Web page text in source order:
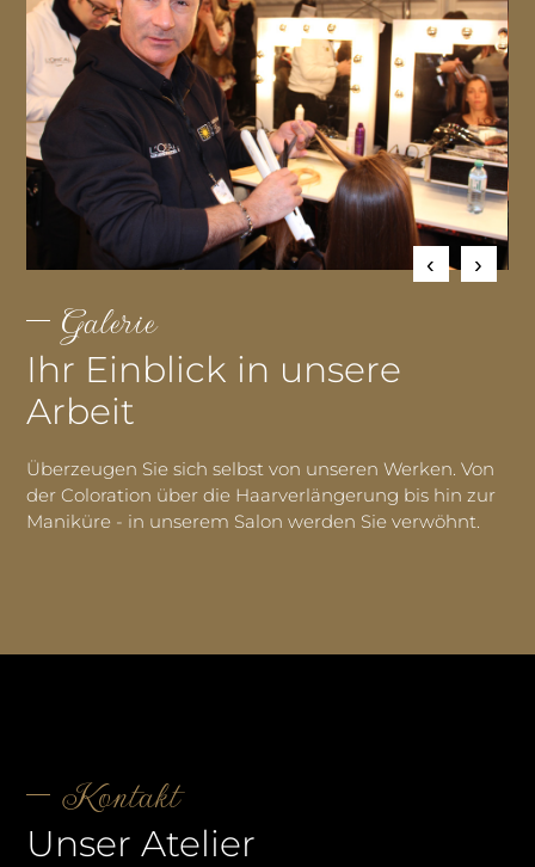
Galerie
Ihr Einblick in unsere
Arbeit
Überzeugen Sie sich selbst von unseren Werken. Von
der Coloration über die Haarverlängerung bis hin zur
Maniküre - in unserem Salon werden Sie verwöhnt.
Kontakt
Unser Atelier